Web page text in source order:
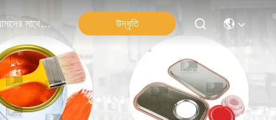
আমাদের সাথে যোগাযোগ উদ্ধৃতি